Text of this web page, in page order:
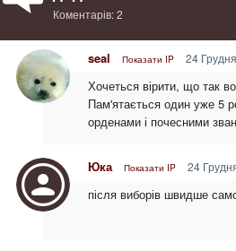
Коментарів: 2
seal Показати IP 24
Хочеться вірити, що так
Пам'ятається один уже 5
орденами і почесними
Юка Показати IP 24
після виборів швидше